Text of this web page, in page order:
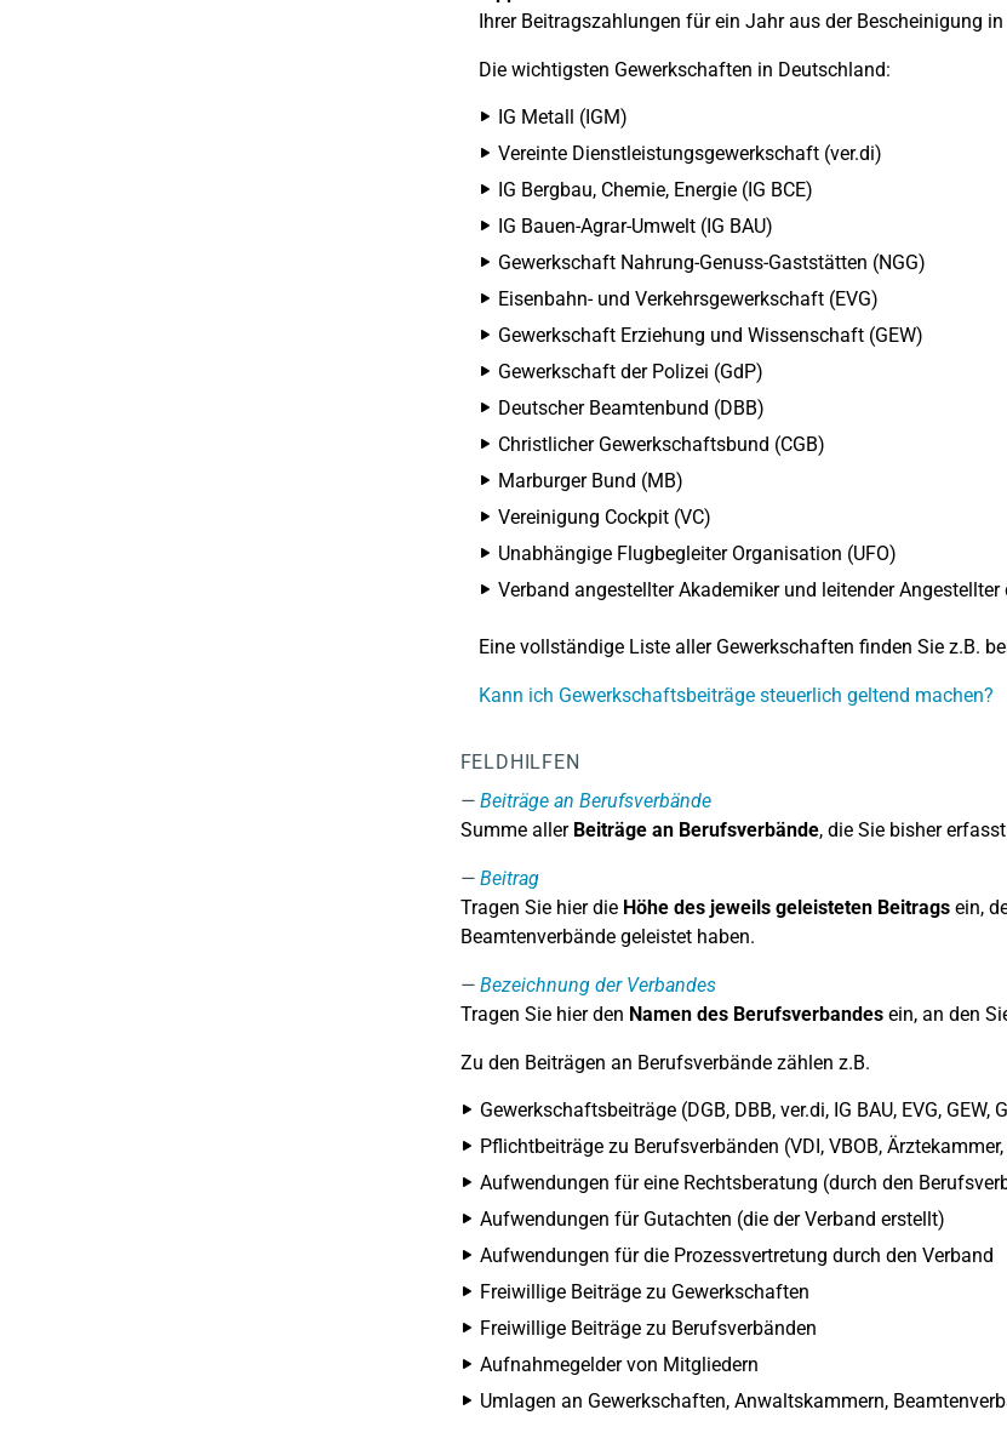
Ihrer Beitragszahlungen für ein Jahr aus der Bescheinigung
Die wichtigsten Gewerkschaften in Deutschland:
IG Metall (IGM)
Vereinte Dienstleistungsgewerkschaft (ver.di)
IG Bergbau, Chemie, Energie (IG BCE)
IG Bauen-Agrar-Umwelt (IG BAU)
Gewerkschaft Nahrung-Genuss-Gaststätten (NGG)
Eisenbahn- und Verkehrsgewerkschaft (EVG)
Gewerkschaft Erziehung und Wissenschaft (GEW)
Gewerkschaft der Polizei (GdP)
Deutscher Beamtenbund (DBB)
Christlicher Gewerkschaftsbund (CGB)
Marburger Bund (MB)
Vereinigung Cockpit (VC)
Unabhängige Flugbegleiter Organisation (UFO)
Verband angestellter Akademiker und leitender Angestellter
Eine vollständige Liste aller Gewerkschaften finden Sie z.B.
Kann ich Gewerkschaftsbeiträge steuerlich geltend machen?
FELDHILFEN
Beiträge an Berufsverbände
Summe aller Beiträge an Berufsverbände, die Sie bisher
Beitrag
Tragen Sie hier die Höhe des jeweils geleisteten Beitragsein,
Beamtenverbände geleistet haben.
Bezeichnung der Verbandes
Tragen Sie hier den Namen des Berufsverbandesein, an den
Zu den Beiträgen an Berufsverbände zählen z.B.
Gewerkschaftsbeiträge (DGB, DBB, ver.di, IG BAU, EVG, GEW,
Pflichtbeiträge zu Berufsverbänden (VDI, VBOB,
Aufwendungen für eine Rechtsberatung (durch den
Aufwendungen für Gutachten (die der Verband erstellt)
Aufwendungen für die Prozessvertretung durch den Verband
Freiwillige Beiträge zu Gewerkschaften
Freiwillige Beiträge zu Berufsverbänden
Aufnahmegelder von Mitgliedern
Umlagen an Gewerkschaften, Anwaltskammern,